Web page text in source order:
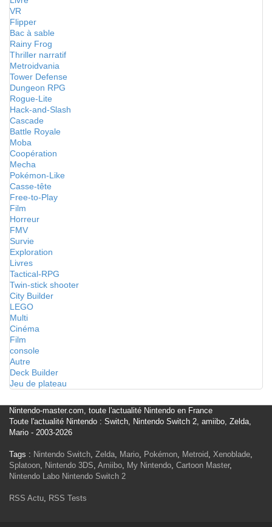
VR
Flipper
Bac à sable
Rainy Frog
Thriller narratif
Metroidvania
Tower Defense
Dungeon RPG
Rogue-Lite
Hack-and-Slash
Cascade
Battle Royale
Moba
Coopération
Mecha
Pokémon-Like
Casse-tête
Free-to-Play
Film
Horreur
FMV
Survie
Exploration
Livres
Tactical-RPG
Twin-stick shooter
City Builder
LEGO
Multi
Cinéma
Film
console
Autre
Deck Builder
Jeu de plateau
Nintendo-master.com, toute l'actualité Nintendo en France
Toute l'actualité Nintendo : Switch, Nintendo Switch 2, amiibo, Zelda,
Mario - 2003-2026
Tags : Nintendo Switch, Zelda, Mario, Pokémon, Metroid, Xenoblade,
Splatoon, Nintendo 3DS, Amiibo, My Nintendo, Cartoon Master,
Nintendo Labo Nintendo Switch 2
RSS Actu, RSS Tests